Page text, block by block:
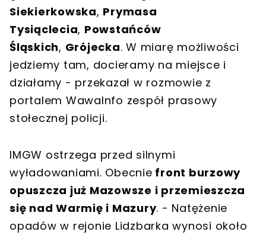
Siekierkowska, Prymasa
Tysiąclecia, Powstańców
Śląskich, Grójecka. W miarę możliwości
jedziemy tam, docieramy na miejsce i
działamy - przekazał w rozmowie z
portalem WawaInfo zespół prasowy
stołecznej policji.
IMGW ostrzega przed silnymi
wyładowaniami. Obecnie front burzowy
opuszcza już Mazowsze i przemieszcza
się nad Warmię i Mazury. - Natężenie
opadów w rejonie Lidzbarka wynosi około